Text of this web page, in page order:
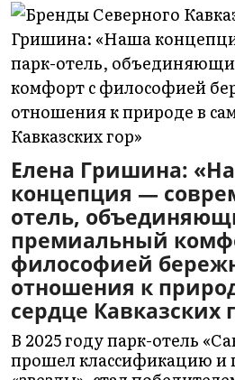
Елена Гришина:
концепция —
отель,
премиальный
философией
отношения к
сердце Кавказских
В 2025 году парк-отель
прошел классификацию и